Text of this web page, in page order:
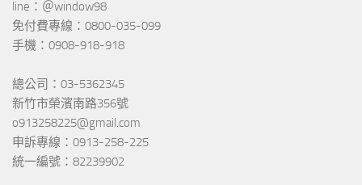
line：＠window98
免付費專線：0800-035-099
手機：0908-918-918
總公司：03-5362345
新竹市榮濱南路356號
o913258225@gmail.com
申訴專線：0913-258-225
統一編號：82239902